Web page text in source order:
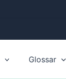
Glossar